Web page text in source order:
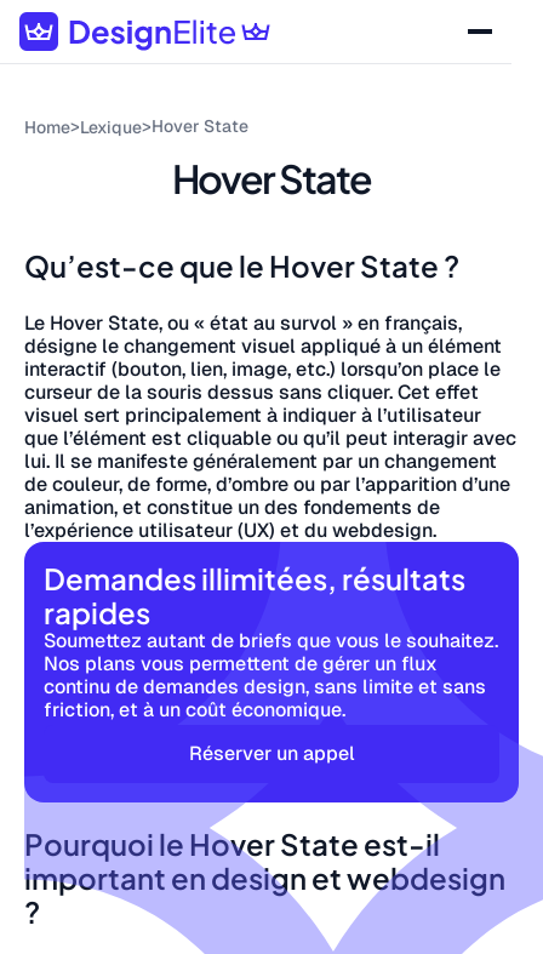
Home>Lexique>Hover State
Hover State
Qu’est-ce que le Hover State ?
Le Hover State, ou « état au survol » en français,
désigne le changement visuel appliqué à un élément
interactif (bouton, lien, image, etc.) lorsqu’on place le
curseur de la souris dessus sans cliquer. Cet effet
visuel sert principalement à indiquer à l’utilisateur
que l’élément est cliquable ou qu’il peut interagir avec
lui. Il se manifeste généralement par un changement
de couleur, de forme, d’ombre ou par l’apparition d’une
animation, et constitue un des fondements de
l’expérience utilisateur (UX) et du webdesign.
Demandes illimitées, résultats
rapides
Soumettez autant de briefs que vous le souhaitez.
Nos plans vous permettent de gérer un flux
continu de demandes design, sans limite et sans
friction, et à un coût économique.
Réserver un appel
Pourquoi le Hover State est-il
important en design et webdesign
?